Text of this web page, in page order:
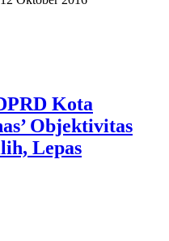
Kota
Objektivitas
Lepas